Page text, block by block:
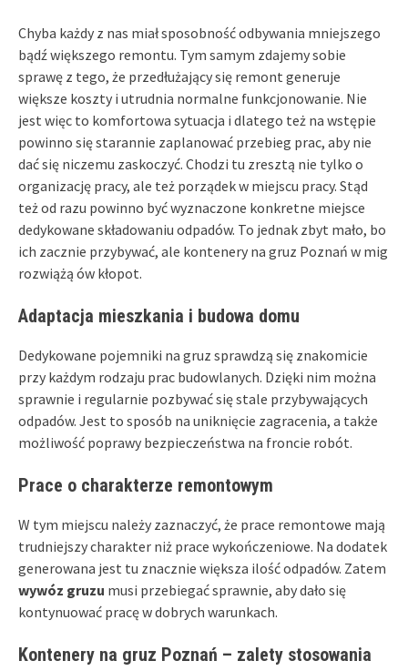
Chyba każdy z nas miał sposobność odbywania mniejszego
bądź większego remontu. Tym samym zdajemy sobie
sprawę z tego, że przedłużający się remont generuje
większe koszty i utrudnia normalne funkcjonowanie. Nie
jest więc to komfortowa sytuacja i dlatego też na wstępie
powinno się starannie zaplanować przebieg prac, aby nie
dać się niczemu zaskoczyć. Chodzi tu zresztą nie tylko o
organizację pracy, ale też porządek w miejscu pracy. Stąd
też od razu powinno być wyznaczone konkretne miejsce
dedykowane składowaniu odpadów. To jednak zbyt mało, bo
ich zacznie przybywać, ale kontenery na gruz Poznań w mig
rozwiążą ów kłopot.
Adaptacja mieszkania i budowa domu
Dedykowane pojemniki na gruz sprawdzą się znakomicie
przy każdym rodzaju prac budowlanych. Dzięki nim można
sprawnie i regularnie pozbywać się stale przybywających
odpadów. Jest to sposób na uniknięcie zagracenia, a także
możliwość poprawy bezpieczeństwa na froncie robót.
Prace o charakterze remontowym
W tym miejscu należy zaznaczyć, że prace remontowe mają
trudniejszy charakter niż prace wykończeniowe. Na dodatek
generowana jest tu znacznie większa ilość odpadów. Zatem
wywóz gruzu musi przebiegać sprawnie, aby dało się
kontynuować pracę w dobrych warunkach.
Kontenery na gruz Poznań – zalety stosowania